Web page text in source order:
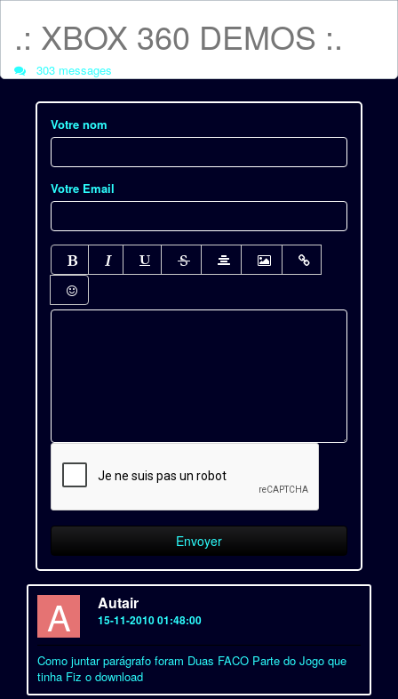
.: XBOX 360 DEMOS :.
303 messages
Votre nom
Votre Email
A Autair
15-11-2010 01:48:00
Como juntar parágrafo foram Duas FACO Parte do Jogo que
tinha Fiz o download